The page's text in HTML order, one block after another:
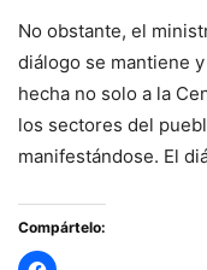
No obstante, el
diálogo se mantiene
hecha no solo a la
los sectores del
manifestándose. El
Compártelo: